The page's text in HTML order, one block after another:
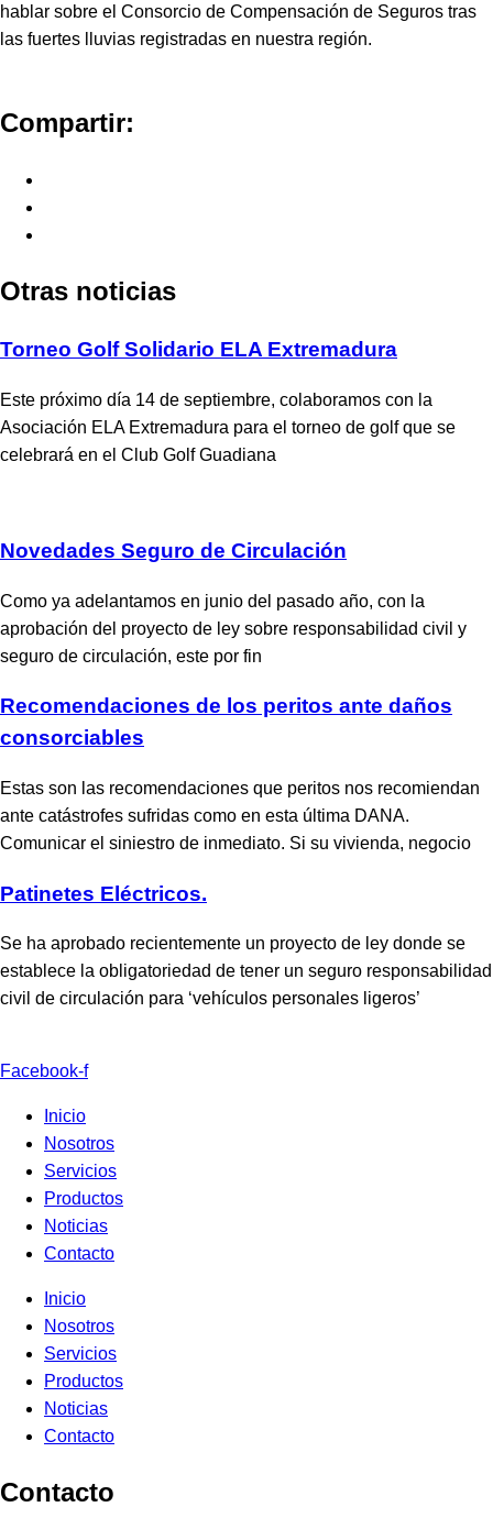
hablar sobre el Consorcio de Compensación de Seguros tras
las fuertes lluvias registradas en nuestra región.
Compartir:
Otras noticias
Torneo Golf Solidario ELA Extremadura
Este próximo día 14 de septiembre, colaboramos con la
Asociación ELA Extremadura para el torneo de golf que se
celebrará en el Club Golf Guadiana
Novedades Seguro de Circulación
Como ya adelantamos en junio del pasado año, con la
aprobación del proyecto de ley sobre responsabilidad civil y
seguro de circulación, este por fin
Recomendaciones de los peritos ante daños
consorciables
Estas son las recomendaciones que peritos nos recomiendan
ante catástrofes sufridas como en esta última DANA.
Comunicar el siniestro de inmediato. Si su vivienda, negocio
Patinetes Eléctricos.
Se ha aprobado recientemente un proyecto de ley donde se
establece la obligatoriedad de tener un seguro responsabilidad
civil de circulación para ‘vehículos personales ligeros’
Facebook-f
Inicio
Nosotros
Servicios
Productos
Noticias
Contacto
Inicio
Nosotros
Servicios
Productos
Noticias
Contacto
Contacto